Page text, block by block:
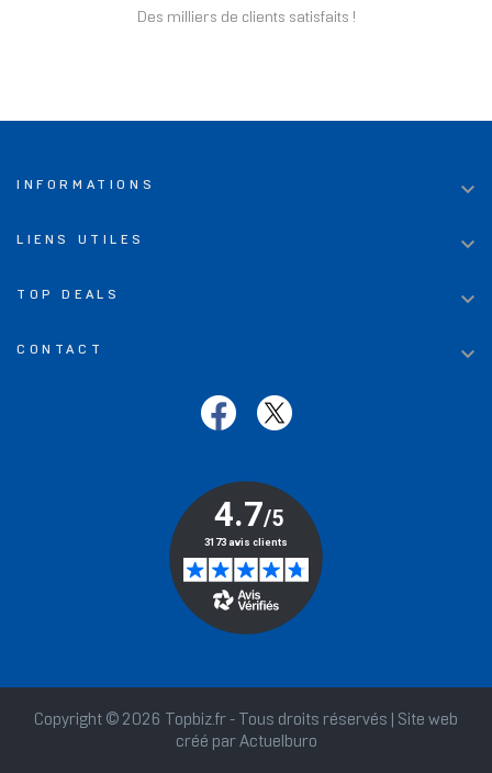
Des milliers de clients satisfaits !
INFORMATIONS 
LIENS UTILES 
TOP DEALS 
CONTACT 
Copyright © 2026 Topbiz.fr - Tous droits réservés | Site web
créé par Actuelburo